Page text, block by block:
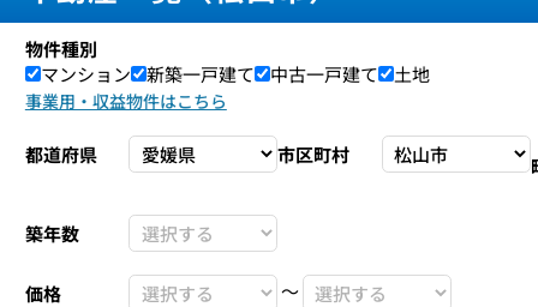
物件種別
マンション
新築一戸建て 中古一戸建て 土地
事業用・収益物件はこちら
都道府県 市区町村
築年数
価格 〜